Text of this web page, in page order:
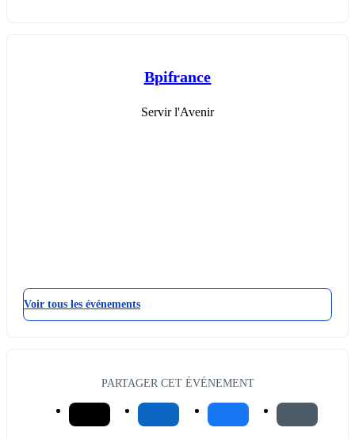
Bpifrance
Servir l'Avenir
Voir tous les événements
PARTAGER CET ÉVÉNEMENT